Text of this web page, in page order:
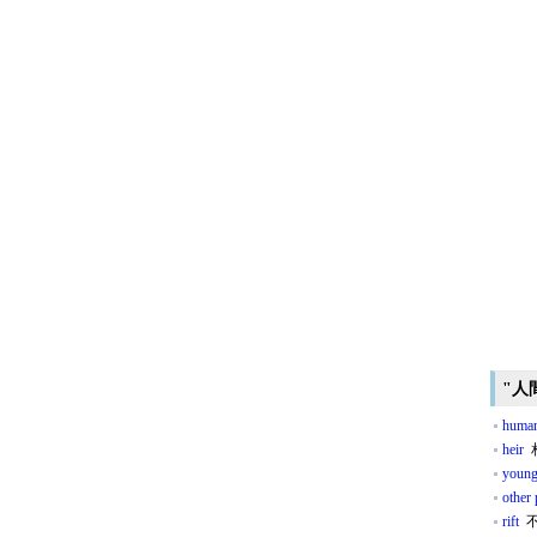
"人
heir
other
rift